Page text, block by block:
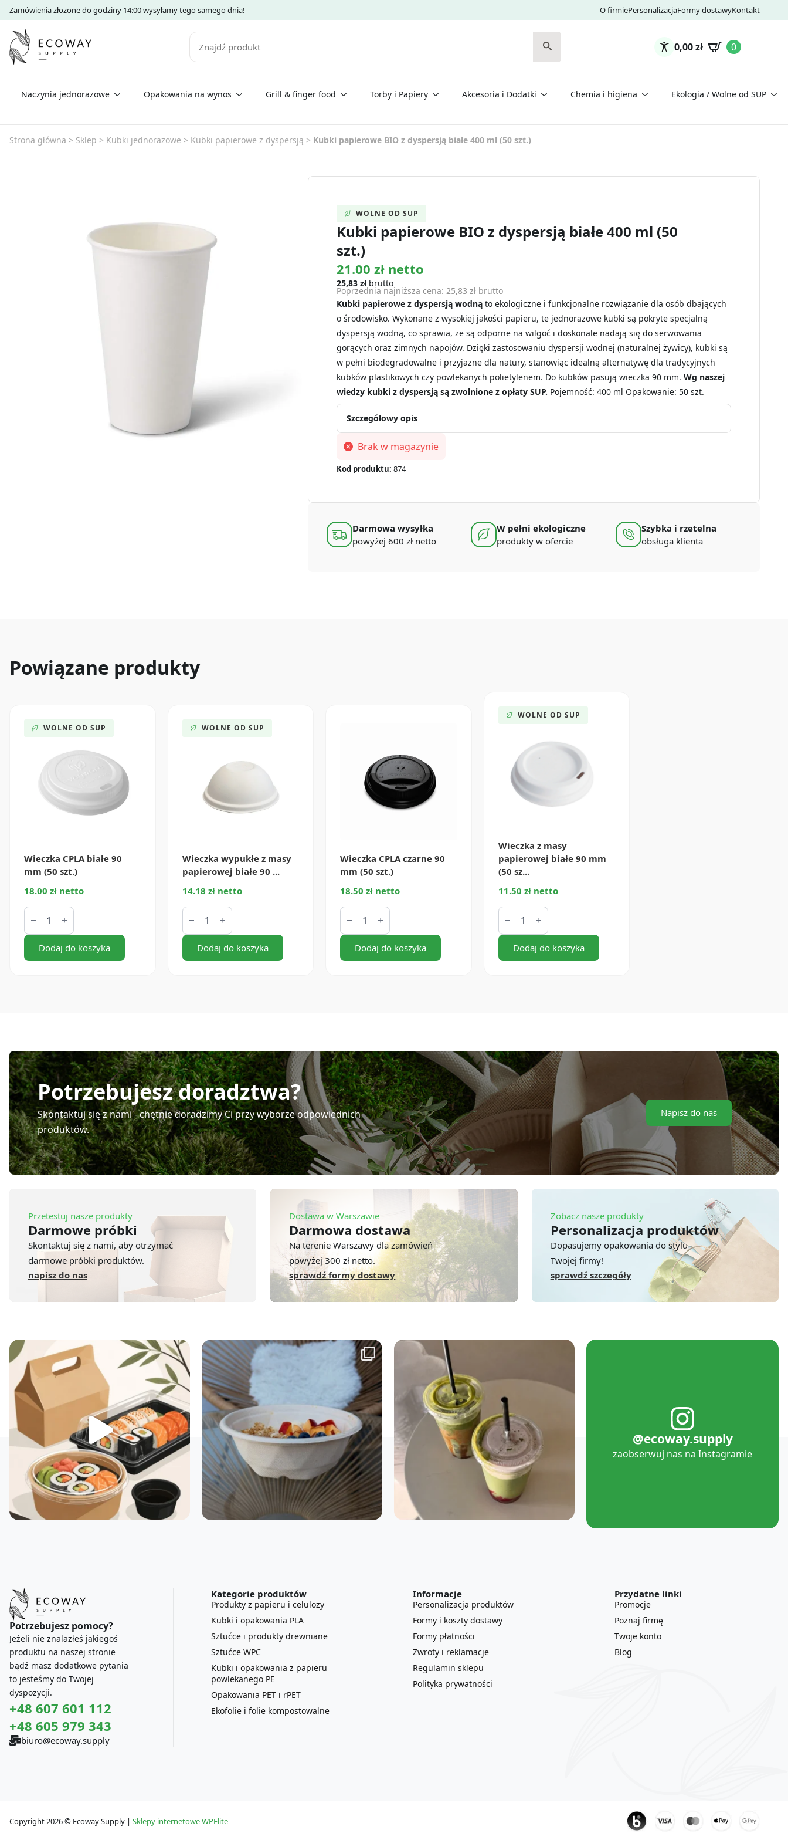
Zamówienia złożone do godziny 14:00 wysyłamy tego samego dnia! O firmiePersonalizacjaFormy dostawyKontakt
Szukaj
0,00zł 0
Naczynia jednorazowe Opakowania na wynos Grill & finger food Torby i Papiery Akcesoria i Dodatki Chemia i higiena Ekologia / Wolne od SUP
Strona główna > Sklep > Kubki jednorazowe > Kubki papierowe z dyspersją > Kubki papierowe BIO z dyspersją białe 400 ml (50 szt.)
WOLNE OD SUP
Kubki papierowe BIO z dyspersją białe 400 ml (50
szt.)
21.00 zł netto
25,83 złbrutto
Poprzednia najniższa cena: 25,83 złbrutto
Kubki papierowe z dyspersją wodnąto ekologiczne i funkcjonalne rozwiązanie dla osób dbających
o środowisko. Wykonane z wysokiej jakości papieru, te jednorazowe kubki są pokryte specjalną
dyspersją wodną, co sprawia, że są odporne na wilgoć i doskonale nadają się do serwowania
gorących oraz zimnych napojów. Dzięki zastosowaniu dyspersji wodnej (naturalnej żywicy), kubki są
w pełni biodegradowalne i przyjazne dla natury, stanowiąc idealną alternatywę dla tradycyjnych
kubków plastikowych czy powlekanych polietylenem. Do kubków pasują wieczka 90 mm. Wg naszej
wiedzy kubki z dyspersją są zwolnione z opłaty SUP. Pojemność: 400 ml Opakowanie: 50 szt.
Szczegółowy opis
Brak w magazynie
Kod produktu: 874
Darmowa wysyłka
powyżej 600 zł netto
W pełni ekologiczne
produkty w ofercie
Szybka i rzetelna
obsługa klienta
Powiązane produkty
WOLNE OD SUP
Wieczka CPLA białe 90
mm (50 szt.)
18.00 zł netto
ilość
Wieczka
CPLA
białe
mm
Dodaj do koszyka
WOLNE OD SUP
Wieczka wypukłe z masy
papierowej białe 90 ...
14.18 zł netto
ilość
Wieczka
wypukłe
z
masy
papierowej
Dodaj do koszyka
Wieczka CPLA czarne 90
mm (50 szt.)
18.50 zł netto
ilość
Wieczka
CPLA
czarne
mm
Dodaj do koszyka
WOLNE OD SUP
Wieczka z masy
papierowej białe 90 mm
(50 sz...
11.50 zł netto
ilość
Wieczka
z
masy
papierowej
białe
Dodaj do koszyka
Potrzebujesz doradztwa?
Skontaktuj się z nami - chętnie doradzimy Ci przy wyborze odpowiednich
produktów.
Napisz do nas
Przetestuj nasze produkty
Darmowe próbki
Skontaktuj się z nami, aby otrzymać
darmowe próbki produktów.
napisz do nas
Dostawa w Warszawie
Darmowa dostawa
Na terenie Warszawy dla zamówień
powyżej 300 zł netto.
sprawdź formy dostawy
Zobacz nasze produkty
Personalizacja produktów
Dopasujemy opakowania do stylu
Twojej firmy!
sprawdź szczegóły
@ecoway.supply
zaobserwuj nas na Instagramie
Potrzebujesz pomocy?
Jeżeli nie znalazłeś jakiegoś
produktu na naszej stronie
bądź masz dodatkowe pytania
to jesteśmy do Twojej
dyspozycji.
+48 607 601 112
+48 605 979 343
biuro@ecoway.supply
Kategorie produktów
Produkty z papieru i celulozy
Kubki i opakowania PLA
Sztućce i produkty drewniane
Sztućce WPC
Kubki i opakowania z papieru
powlekanego PE
Opakowania PET i rPET
Ekofolie i folie kompostowalne
Informacje
Personalizacja produktów
Formy i koszty dostawy
Formy płatności
Zwroty i reklamacje
Regulamin sklepu
Polityka prywatności
Przydatne linki
Promocje
Poznaj firmę
Twoje konto
Blog
Copyright 2026 © Ecoway Supply | Sklepy internetowe WPElite